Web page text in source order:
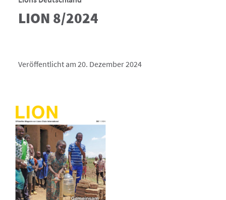
LION 8/2024
Veröffentlicht am 20. Dezember 2024